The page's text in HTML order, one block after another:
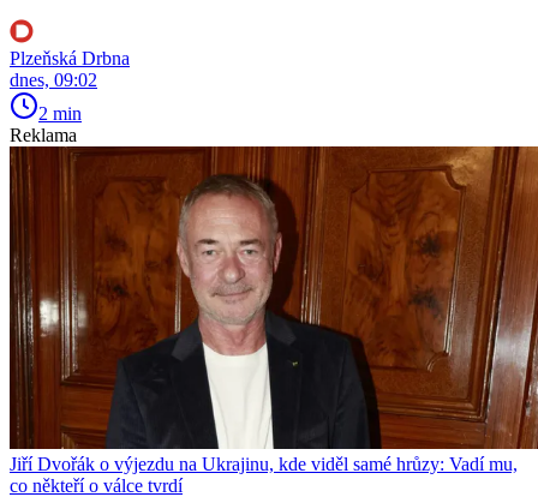
Plzeňská Drbna
dnes, 09:02
2 min
Reklama
Jiří Dvořák o výjezdu na Ukrajinu, kde viděl samé hrůzy: Vadí mu,
co někteří o válce tvrdí